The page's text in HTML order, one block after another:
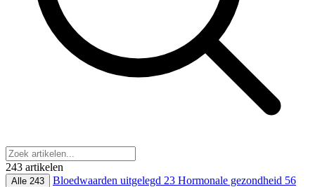
243 artikelen
Alle 243 Bloedwaarden uitgelegd 23 Hormonale gezondheid 56